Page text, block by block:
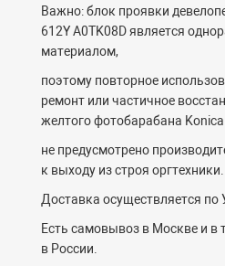
Важно: блок проявки
612Y A0TK08D является
материалом,
поэтому повторное
ремонт или частичное
желтого фотобарабана
не предусмотрено
к выходу из строя оргтехники.
Доставка осуществляется по
Есть самовывоз в Москве и в
в России.